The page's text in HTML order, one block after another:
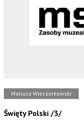
Mariusz Wieczorkowski
Święty Polski /3/